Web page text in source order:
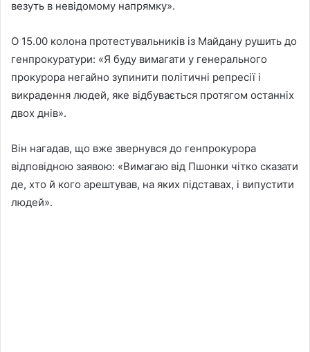
везуть в невідомому напрямку».
О 15.00 колона протестувальників із Майдану рушить до
генпрокуратури: «Я буду вимагати у генерального
прокурора негайно зупинити політичні репресії і
викрадення людей, яке відбувається протягом останніх
двох днів».
Він нагадав, що вже звернувся до генпрокурора
відповідною заявою: «Вимагаю від Пшонки чітко сказати
де, хто й кого арештував, на яких підставах, і випустити
людей».